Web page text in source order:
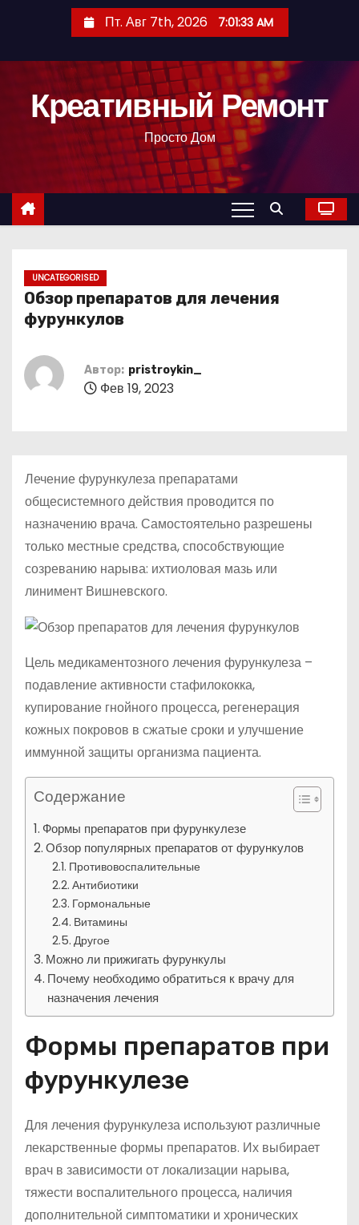
с
Пт. Авг 7th, 2026 7:01:34 AM
Креативный Ремонт
Просто Дом
UNCATEGORISED
Обзор препаратов для лечения
фурункулов
Автор: pristroykin_
Фев 19, 2023
Лечение фурункулеза препаратами
общесистемного действия проводится по
назначению врача. Самостоятельно разрешены
только местные средства, способствующие
созреванию нарыва: ихтиоловая мазь или
линимент Вишневского.
Цель медикаментозного лечения фурункулеза –
подавление активности стафилококка,
купирование гнойного процесса, регенерация
кожных покровов в сжатые сроки и улучшение
иммунной защиты организма пациента.
Содержание
Формы препаратов при фурункулезе
Обзор популярных препаратов от фурункулов
Противовоспалительные
Антибиотики
Гормональные
Витамины
Другое
Можно ли прижигать фурункулы
Почему необходимо обратиться к врачу для
назначения лечения
Формы препаратов при
фурункулезе
Для лечения фурункулеза используют различные
лекарственные формы препаратов. Их выбирает
врач в зависимости от локализации нарыва,
тяжести воспалительного процесса, наличия
дополнительной симптоматики и хронических